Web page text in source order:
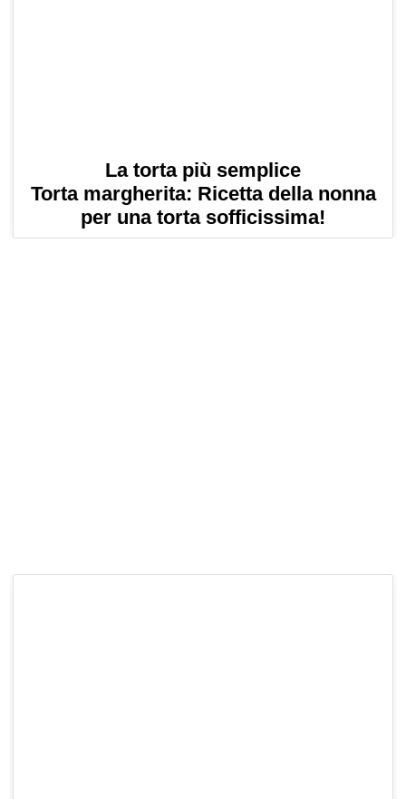
La torta più semplice
Torta margherita: Ricetta della nonna
per una torta sofficissima!